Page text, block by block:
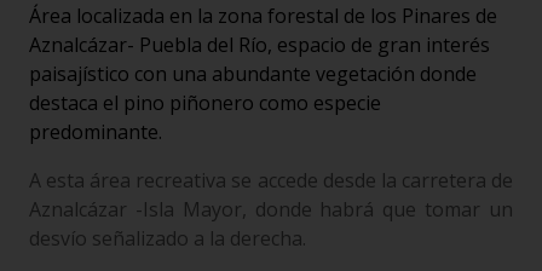
Área localizada en la zona forestal de los Pinares de
Aznalcázar- Puebla del Río, espacio de gran interés
paisajístico con una abundante vegetación donde
destaca el pino piñonero como especie
predominante.
A esta área recreativa se accede desde la carretera de
Aznalcázar -Isla Mayor, donde habrá que tomar un
desvío señalizado a la derecha.